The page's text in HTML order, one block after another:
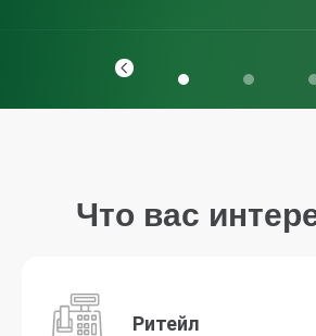
Что вас
Ритейл